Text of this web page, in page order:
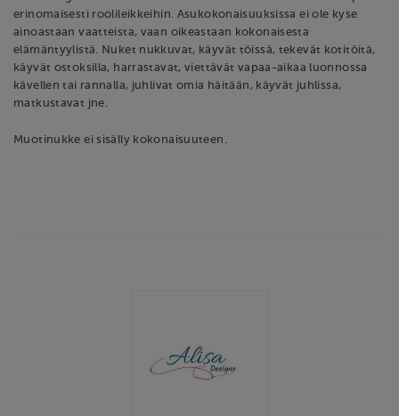
erinomaisesti roolileikkeihin. Asukokonaisuuksissa ei ole kyse
ainoastaan vaatteista, vaan oikeastaan kokonaisesta
elämäntyylistä. Nuket nukkuvat, käyvät töissä, tekevät kotitöitä,
käyvät ostoksilla, harrastavat, viettävät vapaa-aikaa luonnossa
kävellen tai rannalla, juhlivat omia häitään, käyvät juhlissa,
matkustavat jne.
Muotinukke ei sisälly kokonaisuuteen.